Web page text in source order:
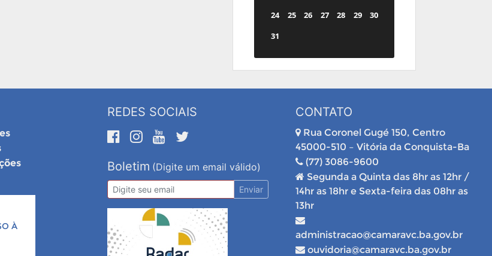
24
25 26 27 28 29
30
31
À
REDES SOCIAIS
Boletim (Digite um email válido)
Enviar
CONTATO
Rua Coronel Gugé 150, Centro
45000-510 – Vitória da Conquista-Ba
(77) 3086-9600
Segunda a Quinta das 8hr as 12hr /
14hr as 18hr e Sexta-feira das 08hr as
13hr
administracao@camaravc.ba.gov.br
ouvidoria@camaravc.ba.gov.br